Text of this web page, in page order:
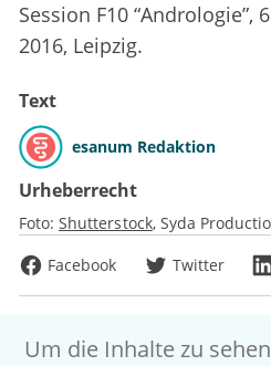
Session F10 “Andrologie”,
2016, Leipzig.
Text
esanum Redaktion
Urheberrecht
Foto: Shutterstock Syda
Facebook
Twitter
Um die Inhalte zu